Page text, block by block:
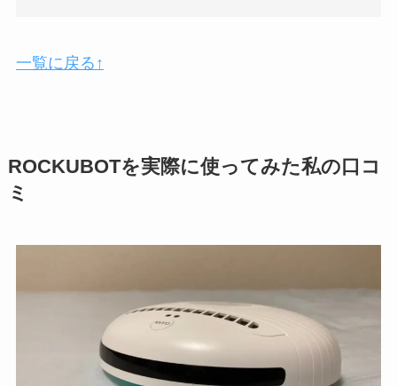
一覧に戻る↑
ROCKUBOTを実際に使ってみた私の口コ
ミ